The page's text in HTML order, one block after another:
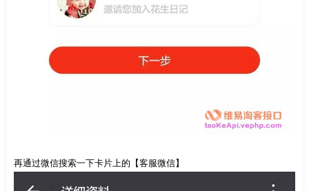
再通过微信搜索一下卡片上的【客服微信】